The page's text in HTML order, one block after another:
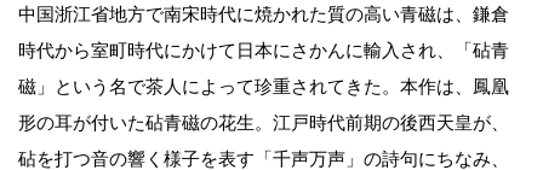
中国浙江省地方で南宋時代に焼かれた質の高い青磁は、鎌倉
時代から室町時代にかけて日本にさかんに輸入され、「砧青
磁」という名で茶人によって珍重されてきた。本作は、鳳凰
形の耳が付いた砧青磁の花生。江戸時代前期の後西天皇が、
砧を打つ音の響く様子を表す「千声万声」の詩句にちなみ、